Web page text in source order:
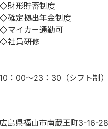
◇財形貯蓄制度
◇確定拠出年金制度
◇マイカー通勤可
◇社員研修
10：00～23：30（シフト制）
広島県福山市南蔵王町3-16-28